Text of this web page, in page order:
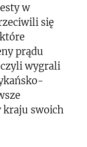
w
się
prądu
czyli wygrali
kraju swoich